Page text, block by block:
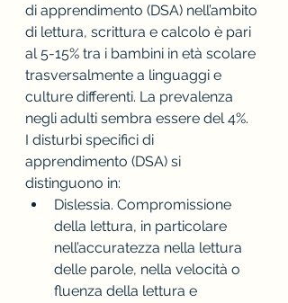
di apprendimento (DSA) nell’ambito
di lettura, scrittura e calcolo è pari
al 5-15% tra i bambini in età scolare
trasversalmente a linguaggi e
culture differenti. La prevalenza
negli adulti sembra essere del 4%.
I disturbi specifici di
apprendimento (DSA) si
distinguono in:
Dislessia. Compromissione
della lettura, in particolare
nell’accuratezza nella lettura
delle parole, nella velocità o
fluenza della lettura e